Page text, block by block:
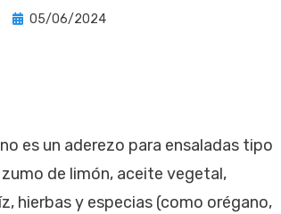
Publicada
05/06/2024
es un aderezo para ensaladas tipo
de limón, aceite vegetal,
hierbas y especias (como orégano,